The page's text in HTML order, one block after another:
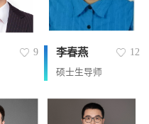
9 李春燕 12
硕士生导师